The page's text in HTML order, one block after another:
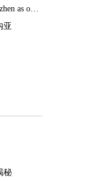
PNG Foreign Minister points to APEC meeting in Shenzhen as opportunity to deepen bilateral ties
亚
秘